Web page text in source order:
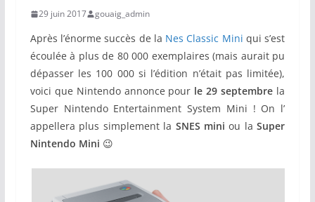
29 juin 2017 gouaig_admin
Après l’énorme succès de la Nes Classic Mini qui s’est
écoulée à plus de 80 000 exemplaires (mais aurait pu
dépasser les 100 000 si l’édition n’était pas limitée),
voici que Nintendo annonce pour le 29 septembre la
Super Nintendo Entertainment System Mini ! On l’
appellera plus simplement la SNES mini ou laSuper
Nintendo Mini 😉